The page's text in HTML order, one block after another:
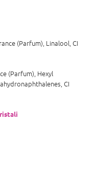
(Parfum), Linalool, CI
(Parfum), Hexyl
CI